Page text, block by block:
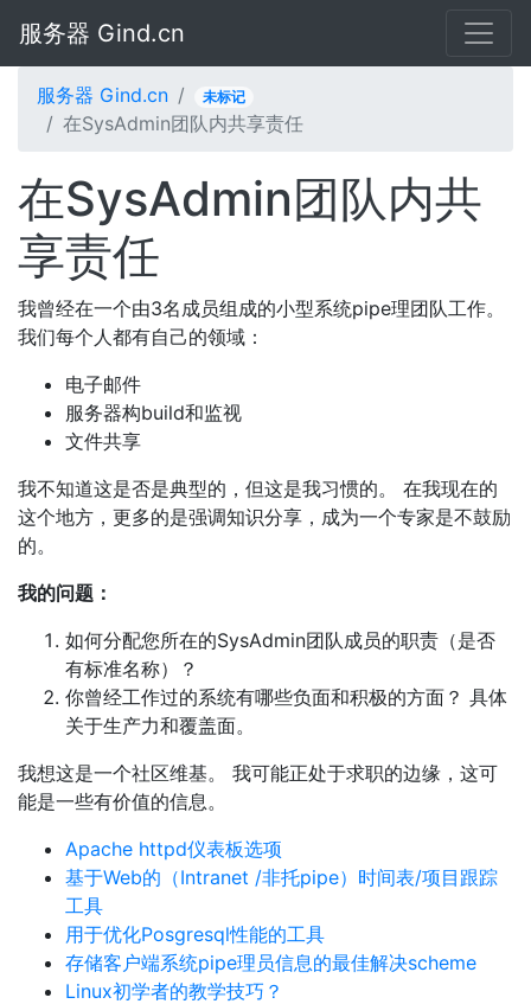
服务器 Gind.cn
服务器 Gind.cn 未标记
在SysAdmin团队内共享责任
在SysAdmin团队内共
享责任
我曾经在一个由3名成员组成的小型系统pipe理团队工作。
我们每个人都有自己的领域：
电子邮件
服务器构build和监视
文件共享
我不知道这是否是典型的，但这是我习惯的。 在我现在的
这个地方，更多的是强调知识分享，成为一个专家是不鼓励
的。
我的问题：
如何分配您所在的SysAdmin团队成员的职责（是否
有标准名称）？
你曾经工作过的系统有哪些负面和积极的方面？ 具体
关于生产力和覆盖面。
我想这是一个社区维基。 我可能正处于求职的边缘，这可
能是一些有价值的信息。
Apache httpd仪表板选项
基于Web的（Intranet /非托pipe）时间表/项目跟踪
工具
用于优化Posgresql性能的工具
存储客户端系统pipe理员信息的最佳解决scheme
Linux初学者的教学技巧？